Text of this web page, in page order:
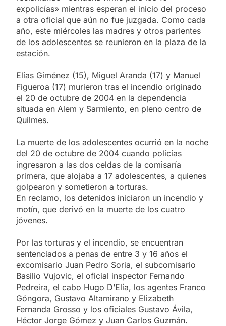
expolicías» mientras esperan el inicio del proceso
a otra oficial que aún no fue juzgada. Como cada
año, este miércoles las madres y otros parientes
de los adolescentes se reunieron en la plaza de la
estación.
Elías Giménez (15), Miguel Aranda (17) y Manuel
Figueroa (17) murieron tras el incendio originado
el 20 de octubre de 2004 en la dependencia
situada en Alem y Sarmiento, en pleno centro de
Quilmes.
La muerte de los adolescentes ocurrió en la noche
del 20 de octubre de 2004 cuando policías
ingresaron a las dos celdas de la comisaría
primera, que alojaba a 17 adolescentes, a quienes
golpearon y sometieron a torturas.
En reclamo, los detenidos iniciaron un incendio y
motín, que derivó en la muerte de los cuatro
jóvenes.
Por las torturas y el incendio, se encuentran
sentenciados a penas de entre 3 y 16 años el
excomisario Juan Pedro Soria, el subcomisario
Basilio Vujovic, el oficial inspector Fernando
Pedreira, el cabo Hugo D’Elía, los agentes Franco
Góngora, Gustavo Altamirano y Elizabeth
Fernanda Grosso y los oficiales Gustavo Ávila,
Héctor Jorge Gómez y Juan Carlos Guzmán.